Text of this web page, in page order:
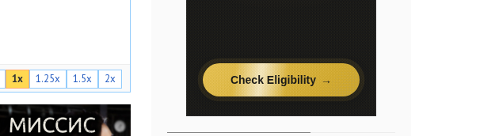
1x 1.25x 1.5x 2x